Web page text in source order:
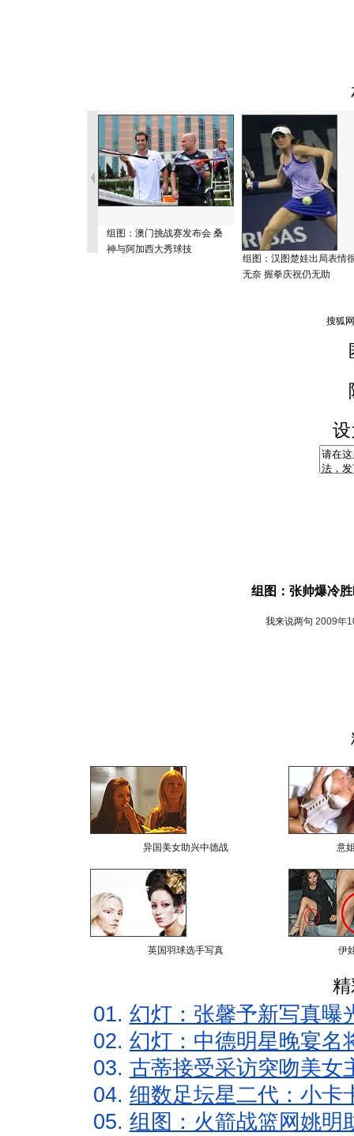
组图：澳门挑战赛发布会 桑
神与阿加西大秀球技
组图：汉图楚娃出局表情
无奈 握拳庆祝仍无助
组图：张帅爆冷
我来说两句 2009年
异国美女助兴中德战 意
英国羽球选手写真 伊
01. 幻灯：张馨予新写真曝
02. 幻灯：中德明星晚宴名
03. 古蒂接受采访突吻美女
04. 细数足坛星二代：小卡
05. 组图：火箭战篮网姚明